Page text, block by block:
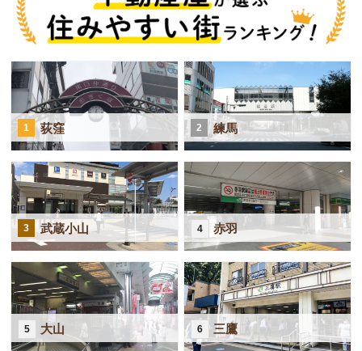
1 荻窪 2 練馬
3 武蔵小山 4 赤羽
5 大山 6 三鷹